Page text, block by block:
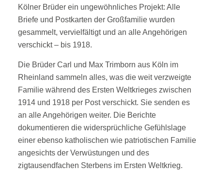
Kölner Brüder ein ungewöhnliches Projekt: Alle
Briefe und Postkarten der Großfamilie wurden
gesammelt, vervielfältigt und an alle Angehörigen
verschickt – bis 1918.
Die Brüder Carl und Max Trimborn aus Köln im
Rheinland sammeln alles, was die weit verzweigte
Familie während des Ersten Weltkrieges zwischen
1914 und 1918 per Post verschickt. Sie senden es
an alle Angehörigen weiter. Die Berichte
dokumentieren die widersprüchliche Gefühlslage
einer ebenso katholischen wie patriotischen Familie
angesichts der Verwüstungen und des
zigtausendfachen Sterbens im Ersten Weltkrieg.